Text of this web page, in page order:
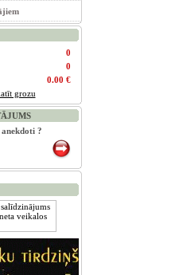
0
0
0.00 €
grozu
?